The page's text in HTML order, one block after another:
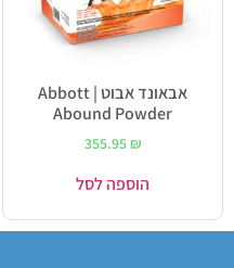
אבאונד אבוט | Abbott
Abound Powder
355.95 ₪
הוספה לסל